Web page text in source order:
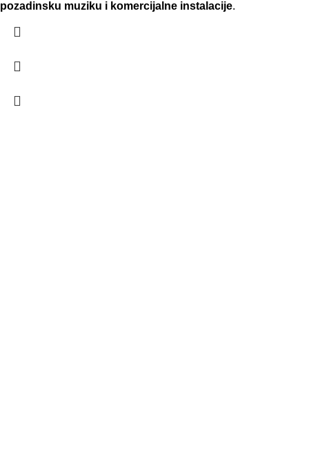
pozadinsku muziku i komercijalne instalacije.